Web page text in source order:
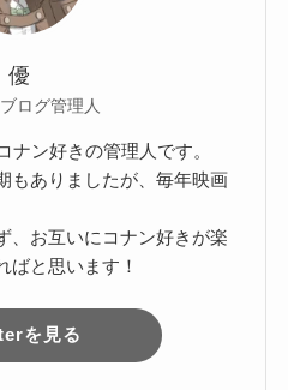
優
ログ管理人
ナン好きの管理人です。
もありましたが、毎年映画
、お互いにコナン好きが楽
ばと思います！
を見る